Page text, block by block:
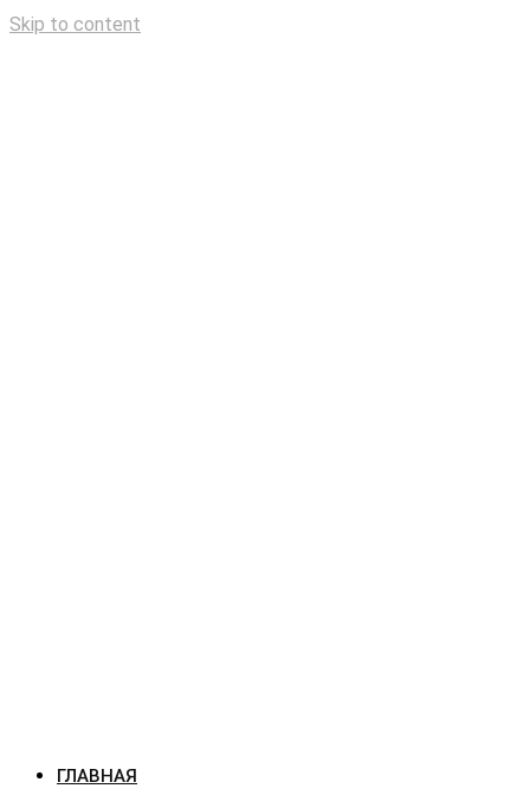
Skip to content
ГЛАВНАЯ